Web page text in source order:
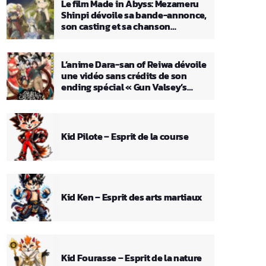
Le film Made in Abyss: Mezameru
Shinpi dévoile sa bande-annonce,
son casting et sa chanson
L’anime Dara-san of Reiwa dévoile
une vidéo sans crédits de son
ending spécial « Gun Valsey’s
Kid Pilote – Esprit de la course
Kid Ken – Esprit des arts martiaux
Kid Fourasse – Esprit de la nature